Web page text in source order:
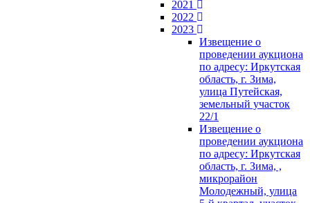
2021
2022
2023
Извещение о
проведении аукциона
по адресу: Иркутская
область, г. Зима,
улица Путейская,
земельный участок
22/1
Извещение о
проведении аукциона
по адресу: Иркутская
область, г. Зима, ,
микрорайон
Молодежный, улица